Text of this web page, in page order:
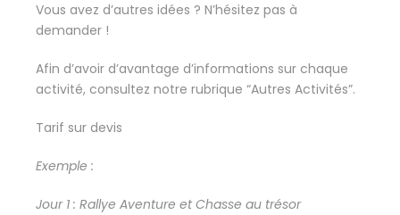
Vous avez d’autres idées ? N’hésitez pas à
demander !
Afin d’avoir d’avantage d’informations sur chaque
activité, consultez notre rubrique “Autres Activités”.
Tarif sur devis
Exemple :
Jour 1 : Rallye Aventure et Chasse au trésor